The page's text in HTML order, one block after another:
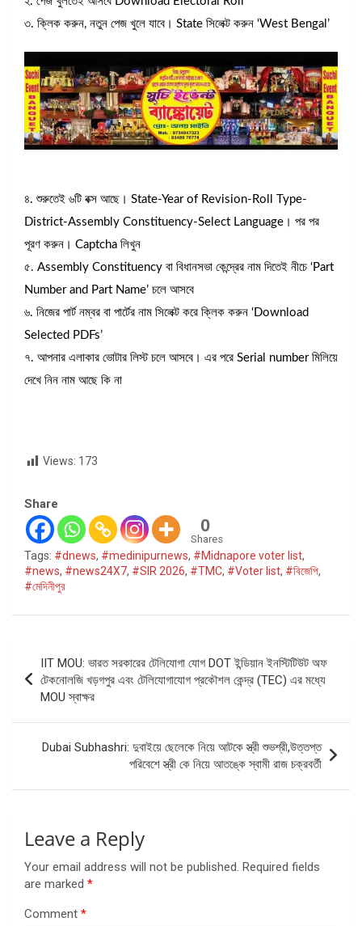
৩. ক্লিক করুন, নতুন পেজ খুলে যাবে। State সিলেক্ট করুন ‘West Bengal’
৪. শুরুতেই ৬টি বক্স আছে। State-Year of Revision-Roll Type-
District-Assembly Constituency-Select Language। পর পর
পূরণ করুন। Captcha লিখুন
৫. Assembly Constituency বা বিধানসভা কেন্দ্রের নাম দিতেই নীচে ‘Part
Number and Part Name’ চলে আসবে
৬. নিজের পার্ট নম্বর বা পার্টের নাম সিলেক্ট করে ক্লিক করুন ‘Download
Selected PDFs’
৭. আপনার এলাকার ভোটার লিস্ট চলে আসবে। এর পরে Serial number মিলিয়ে
দেখে নিন নাম আছে কি না
Views: 173
Share
0
Shares
Tags: #dnews, #medinipurnews, #Midnapore voter list,
#news, #news24X7, #SIR 2026, #TMC, #Voter list, #বিজেপি,
#মেদিনীপুর
navigation
IIT MOU: ভারত সরকারের টেলিযোগা যোগ DOT ইন্ডিয়ান ইনস্টিটিউট অফ
টেকনোলজি খড়গপুর এবং টেলিযোগাযোগ প্রকৌশল কেন্দ্র (TEC) এর মধ্যে
MOU স্বাক্ষর
Dubai Subhashri: দুবাইয়ে ছেলেকে নিয়ে আটকে স্ত্রী শুভশ্রী,উত্তপ্ত
পরিবেশে স্ত্রী কে নিয়ে আতঙ্কে স্বামী রাজ চক্রবর্তী
Leave a Reply
Your email address will not be published. Required fields
are marked *
Comment *